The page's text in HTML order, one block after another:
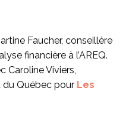
Faucher, conseillère
financière à l’AREQ.
Caroline Viviers,
du Québec pour Les